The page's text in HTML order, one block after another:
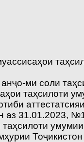
ми соли
таҳсилоти
аз 31.01.2023,